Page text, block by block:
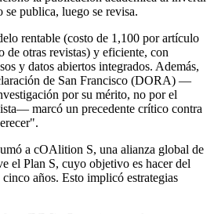
publica, luego se revisa.
rentable (costo de 1,100 por artículo
de otras revistas) y eficiente, con
y datos abiertos integrados. Además,
de San Francisco (DORA) —
por su mérito, no por el
marcó un precedente crítico contra
a cOAlition S, una alianza global de
el Plan S, cuyo objetivo es hacer del
años. Esto implicó estrategias